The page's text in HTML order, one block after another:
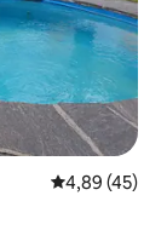
Évaluation
4,89 (45)